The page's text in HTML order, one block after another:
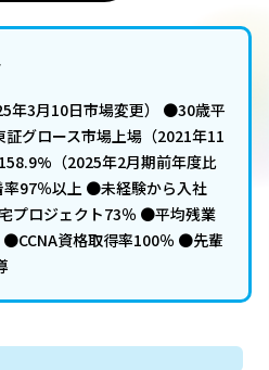
年3月10日市場変更） ●30歳平
グロース市場上場（2021年11
（2025年2月期前年度比
97％以上 ●未経験から入社
プロジェクト73％ ●平均残業
●CCNA資格取得率100％ ●先輩